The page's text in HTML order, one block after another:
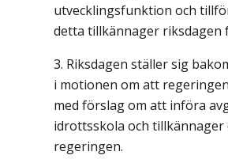
utvecklingsfunktion och
detta tillkännager riksdagen
Riksdagen ställer sig
i motionen om att
med förslag om att införa
idrottsskola och
regeringen.